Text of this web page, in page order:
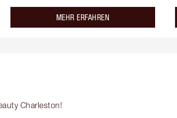
MEHR ERFAHREN
Charleston!